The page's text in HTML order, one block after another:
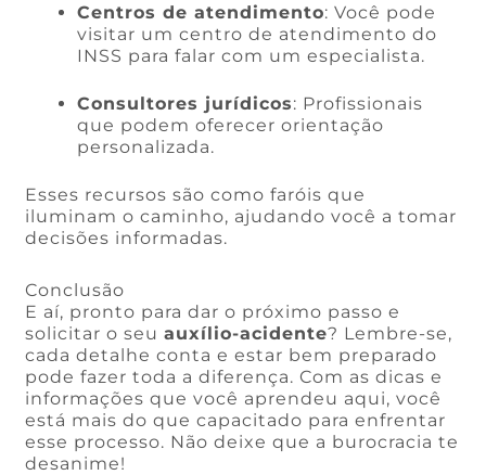
Centros de atendimento: Você pode
visitar um centro de atendimento do
INSS para falar com um especialista.
Consultores jurídicos: Profissionais
que podem oferecer orientação
personalizada.
Esses recursos são como faróis que
iluminam o caminho, ajudando você a tomar
decisões informadas.
Conclusão
E aí, pronto para dar o próximo passo e
solicitar o seuauxílio-acidente? Lembre-se,
cada detalhe conta e estar bem preparado
pode fazer toda a diferença. Com as dicas e
informações que você aprendeu aqui, você
está mais do que capacitado para enfrentar
esse processo. Não deixe que a burocracia te
desanime!